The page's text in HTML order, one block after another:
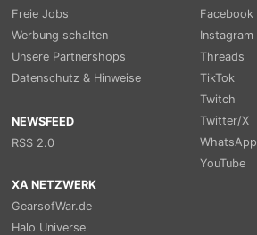
Freie Jobs
Werbung schalten
Unsere Partnershops
Datenschutz & Hinweise
NEWSFEED
RSS 2.0
Facebook
Instagram
Threads
TikTok
Twitch
Twitter/X
WhatsApp
YouTube
XA NETZWERK
GearsofWar.de
Halo Universe